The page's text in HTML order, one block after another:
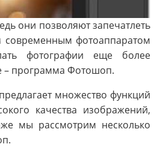
они позволяют запечатлеть
фотоаппаратом
фотографии еще более
– программа Фотошоп.
множество функций
качества изображений,
мы рассмотрим несколько